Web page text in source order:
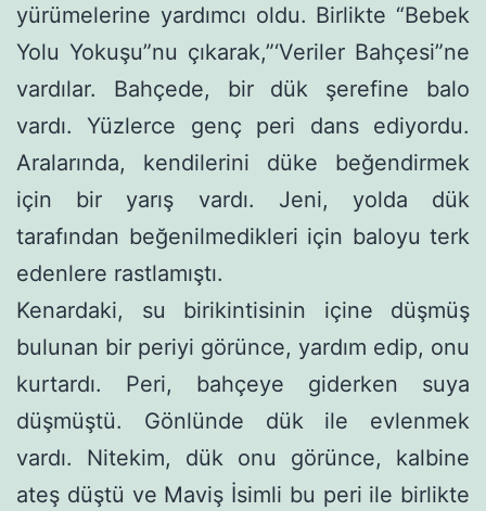
yürümelerine yardımcı oldu. Birlikte “Bebek
Yolu Yokuşu”nu çıkarak,”‘Veriler Bahçesi”ne
vardılar. Bahçede, bir dük şerefine balo
vardı. Yüzlerce genç peri dans ediyordu.
Aralarında, kendilerini düke beğendirmek
için bir yarış vardı. Jeni, yolda dük
tarafından beğenilmedikleri için baloyu terk
edenlere rastlamıştı.
Kenardaki, su birikintisinin içine düşmüş
bulunan bir periyi görünce, yardım edip, onu
kurtardı. Peri, bahçeye giderken suya
düşmüştü. Gönlünde dük ile evlenmek
vardı. Nitekim, dük onu görünce, kalbine
ateş düştü ve Maviş İsimli bu peri ile birlikte